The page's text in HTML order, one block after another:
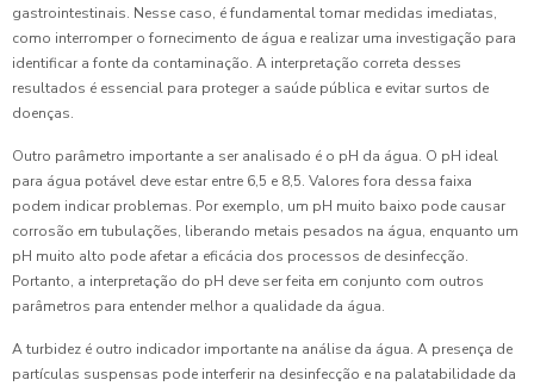
gastrointestinais. Nesse caso, é fundamental tomar medidas imediatas,
como interromper o fornecimento de água e realizar uma investigação para
identificar a fonte da contaminação. A interpretação correta desses
resultados é essencial para proteger a saúde pública e evitar surtos de
doenças.
Outro parâmetro importante a ser analisado é o pH da água. O pH ideal
para água potável deve estar entre 6,5 e 8,5. Valores fora dessa faixa
podem indicar problemas. Por exemplo, um pH muito baixo pode causar
corrosão em tubulações, liberando metais pesados na água, enquanto um
pH muito alto pode afetar a eficácia dos processos de desinfecção.
Portanto, a interpretação do pH deve ser feita em conjunto com outros
parâmetros para entender melhor a qualidade da água.
A turbidez é outro indicador importante na análise da água. A presença de
partículas suspensas pode interferir na desinfecção e na palatabilidade da